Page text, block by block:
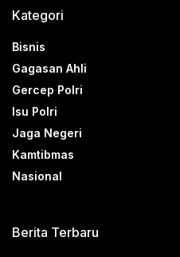
Kategori
Bisnis
Gagasan Ahli
Gercep Polri
Isu Polri
Jaga Negeri
Kamtibmas
Nasional
Berita Terbaru